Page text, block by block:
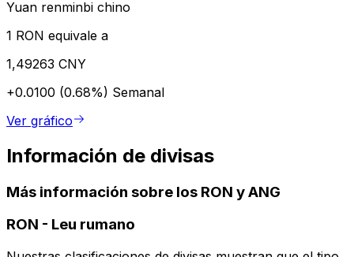
Yuan renminbi chino
1 RON equivale a
1,49263 CNY
+0.0100 (0.68%) Semanal
Ver gráfico
Información de divisas
Más información sobre los RON y ANG
RON - Leu rumano